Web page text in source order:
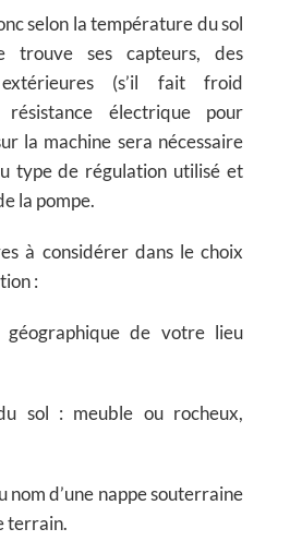
selon la température du sol
trouve ses capteurs, des
(s’il fait froid
électrique pour
la machine sera nécessaire
type de régulation utilisé et
la pompe.
à considérer dans le choix
:
de votre lieu
sol : meuble ou rocheux,
nom d’une nappe souterraine
terrain.